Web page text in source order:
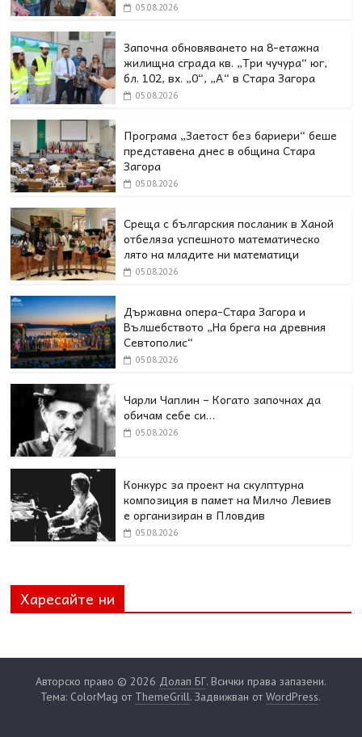
05.08.2026
Започна обновяването на 8-етажна
жилищна сграда кв. „Три чучура“ юг,
бл. 102, вх. „0“, „А“ в Стара Загора
05.08.2026
Програма „Заетост без бариери“ беше
представена днес в oбщина Стара
Загора
05.08.2026
Среща с българския посланик в Ханой
отбеляза успешното математическо
лято на младите ни математици
05.08.2026
Държавна опера-Стара Загора и
Вълшебството „На брега на древния
Севтополис“
05.08.2026
Чарли Чаплин – Когато започнах да
обичам себе си…
05.08.2026
Конкурс за проект на скулптурна
композиция в памет на Милчо Левиев
е организиран в Пловдив
05.08.2026
Харесайте ни
Авторско право © 2026 Долап БГ. Всички права запазени.
Тема: ColorMag от ThemeGrill. Задвижван отWordPress.